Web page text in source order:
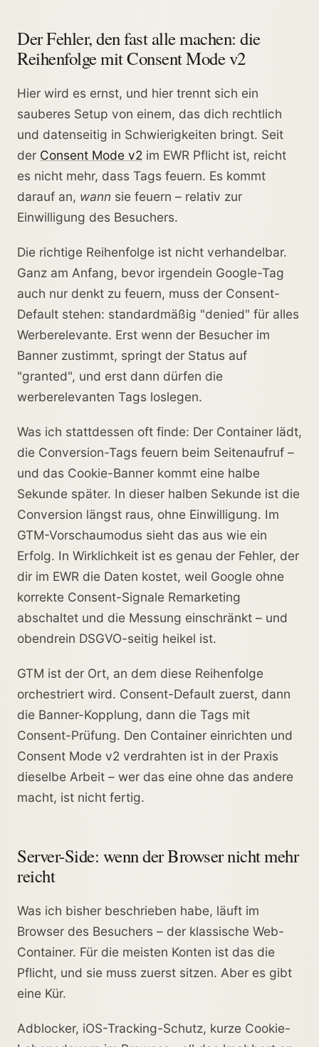
Der Fehler, den fast alle machen: die
Reihenfolge mit Consent Mode v2
Hier wird es ernst, und hier trennt sich ein
sauberes Setup von einem, das dich rechtlich
und datenseitig in Schwierigkeiten bringt. Seit
der Consent Mode v2 im EWR Pflicht ist, reicht
es nicht mehr, dass Tags feuern. Es kommt
darauf an, wann sie feuern – relativ zur
Einwilligung des Besuchers.
Die richtige Reihenfolge ist nicht verhandelbar.
Ganz am Anfang, bevor irgendein Google-Tag
auch nur denkt zu feuern, muss der Consent-
Default stehen: standardmäßig "denied" für alles
Werberelevante. Erst wenn der Besucher im
Banner zustimmt, springt der Status auf
"granted", und erst dann dürfen die
werberelevanten Tags loslegen.
Was ich stattdessen oft finde: Der Container lädt,
die Conversion-Tags feuern beim Seitenaufruf –
und das Cookie-Banner kommt eine halbe
Sekunde später. In dieser halben Sekunde ist die
Conversion längst raus, ohne Einwilligung. Im
GTM-Vorschaumodus sieht das aus wie ein
Erfolg. In Wirklichkeit ist es genau der Fehler, der
dir im EWR die Daten kostet, weil Google ohne
korrekte Consent-Signale Remarketing
abschaltet und die Messung einschränkt – und
obendrein DSGVO-seitig heikel ist.
GTM ist der Ort, an dem diese Reihenfolge
orchestriert wird. Consent-Default zuerst, dann
die Banner-Kopplung, dann die Tags mit
Consent-Prüfung. Den Container einrichten und
Consent Mode v2 verdrahten ist in der Praxis
dieselbe Arbeit – wer das eine ohne das andere
macht, ist nicht fertig.
Server-Side: wenn der Browser nicht mehr
reicht
Was ich bisher beschrieben habe, läuft im
Browser des Besuchers – der klassische Web-
Container. Für die meisten Konten ist das die
Pflicht, und sie muss zuerst sitzen. Aber es gibt
eine Kür.
Adblocker, iOS-Tracking-Schutz, kurze Cookie-